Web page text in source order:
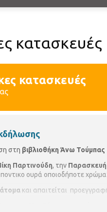
κατασκευές
κατασκευές
στη βιβλιοθήκη Άνω Τούμπας
Παρτινούδη, την Παρασκευή
ουρά οποιοδήποτε
και απαιτείται